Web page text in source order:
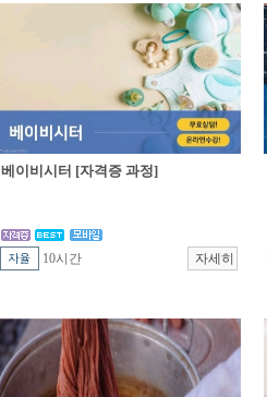
베이비시터 [자격증 과정]
10시간